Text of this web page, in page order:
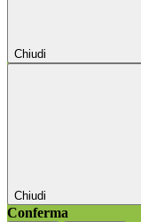
Chiudi
Chiudi
Conferma